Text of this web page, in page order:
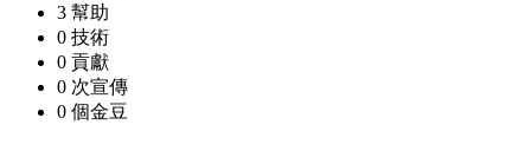
3 幫助
0 技術
0 貢獻
0 次宣傳
0 個金豆